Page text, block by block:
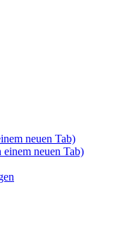
neuen Tab)
neuen Tab)